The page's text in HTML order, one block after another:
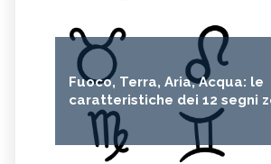
Fuoco, Terra, Aria, Acqua: le
caratteristiche dei 12 segni